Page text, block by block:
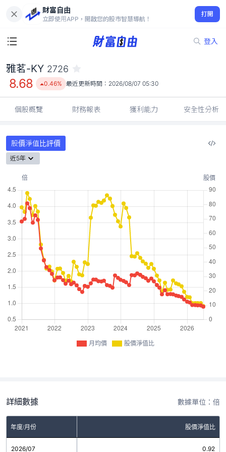
財富自由
立即使用APP，開啟您的股市智慧導航！
打開
登入
8.68
0.46%
雅茗-KY 2726
8.68 0.46% 最近更新時間： 2026/08/07 05:30
個股概覽 財務報表 獲利能力 安全性分析
股價淨值比評價
近5年
月均價 股價淨值比
詳細數據 數據單位：倍
年度/月份 股價淨值比
2026/07 0.92